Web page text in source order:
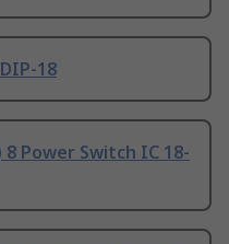
18
8 Power Switch IC 18-